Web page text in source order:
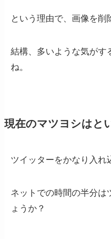
という理由で、画像を削
結構、多いような気がす
ね。
現在のマツヨシはと
ツイッターをかなり入れ
ネットでの時間の半分は
ょうか？